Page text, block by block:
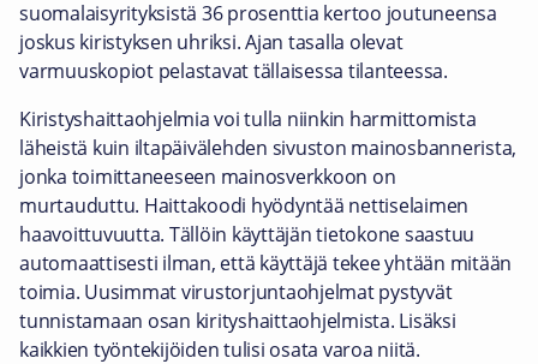
suomalaisyrityksistä 36 prosenttia kertoo joutuneensa
joskus kiristyksen uhriksi. Ajan tasalla olevat
varmuuskopiot pelastavat tällaisessa tilanteessa.
Kiristyshaittaohjelmia voi tulla niinkin harmittomista
läheistä kuin iltapäivälehden sivuston mainosbannerista,
jonka toimittaneeseen mainosverkkoon on
murtauduttu. Haittakoodi hyödyntää nettiselaimen
haavoittuvuutta. Tällöin käyttäjän tietokone saastuu
automaattisesti ilman, että käyttäjä tekee yhtään mitään
toimia. Uusimmat virustorjuntaohjelmat pystyvät
tunnistamaan osan kirityshaittaohjelmista. Lisäksi
kaikkien työntekijöiden tulisi osata varoa niitä.